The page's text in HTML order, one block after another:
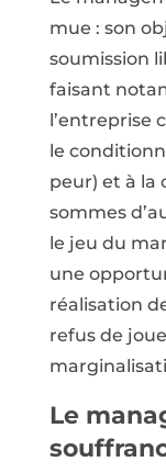
mue : son
soumission
faisant
l’entreprise
le
peur) et à la
sommes
le jeu du
une
réalisation
refus de
Le